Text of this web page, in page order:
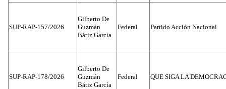
SUP-RAP-157/2026
Gilberto De
Guzmán
Bátiz García
Federal Partido Acción Nacional
SUP-RAP-178/2026
Gilberto De
Guzmán
Bátiz García
Federal QUE SIGA LA